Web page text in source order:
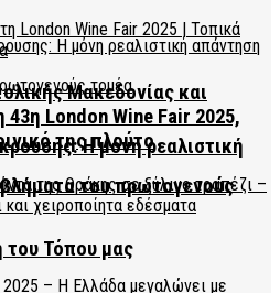
Η μόνη ρεαλιστική
του πρωτογενούς
Μακεδονίας και
43η London Wine Fair 2025,
της πλούτο
του Τόπου μας